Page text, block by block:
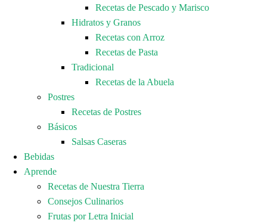
Recetas de Pescado y Marisco
Hidratos y Granos
Recetas con Arroz
Recetas de Pasta
Tradicional
Recetas de la Abuela
Postres
Recetas de Postres
Básicos
Salsas Caseras
Bebidas
Aprende
Recetas de Nuestra Tierra
Consejos Culinarios
Frutas por Letra Inicial